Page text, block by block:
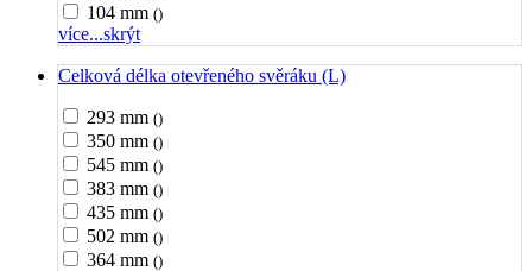
104 mm ()
více...skrýt
Celková délka otevřeného svěráku (L)
293 mm ()
350 mm ()
545 mm ()
383 mm ()
435 mm ()
502 mm ()
364 mm ()